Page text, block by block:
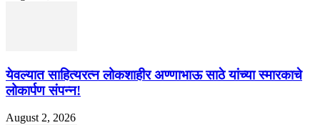
येवल्यात साहित्यरत्न लोकशाहीर अण्णाभाऊ साठे यांच्या स्मारकाचे
लोकार्पण संपन्न!
August 2, 2026